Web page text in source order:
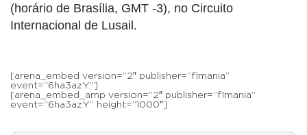
(horário de Brasília, GMT -3), no Circuito
Internacional de Lusail.
[arena_embed version=”2″ publisher=”f1mania”
event=”6ha3azY”]
[arena_embed_amp version=”2″ publisher=”f1mania”
event=”6ha3azY” height=”1000″]